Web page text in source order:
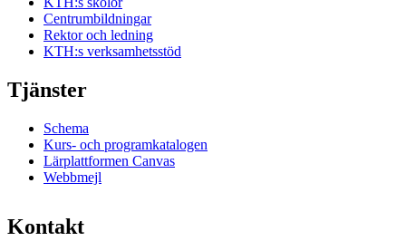
Centrumbildningar
Rektor och ledning
KTH:s verksamhetsstöd
Tjänster
Schema
Kurs- och programkatalogen
Lärplattformen Canvas
Webbmejl
Kontakt